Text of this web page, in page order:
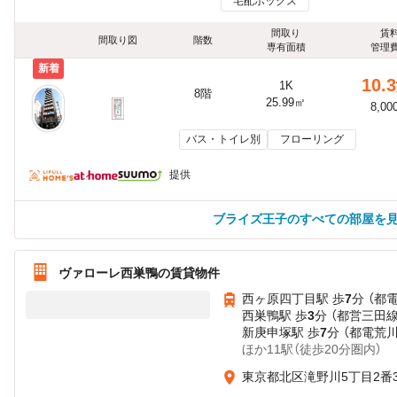
間取り図 階数
間取り
専有面積
賃
管理
新着
8階
1K
25.99㎡
10.3
バス・トイレ別 フローリング
提供
ブライズ王子のすべての部屋を
ヴァローレ西巣鴨の賃貸物件
西ヶ原四丁目駅 歩7分 （都
西巣鴨駅 歩3分 （都営三田線
新庚申塚駅 歩7分 （都電荒
ほか11駅（徒歩20分圏内）
東京都北区滝野川5丁目2番